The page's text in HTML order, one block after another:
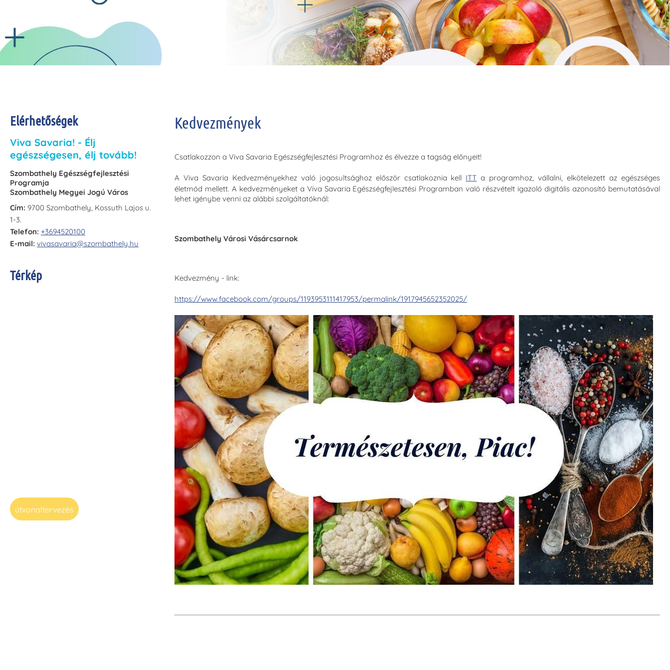
Elérhetőségek
Viva Savaria! - Élj
egészségesen, élj tovább!
Szombathely Egészségfejlesztési
Programja
Szombathely Megyei Jogú Város
Cím: 9700 Szombathely, Kossuth Lajos u.
1-3.
Telefon: +3694520100
E-mail: vivasavaria@szombathely.hu
Térkép
útvonaltervezés
Kedvezmények
Csatlakozzon a Viva Savaria Egészségfejlesztési Programhoz és élvezze a tagság előnyeit!
A Viva Savaria Kedvezményekhez való jogosultsághoz először csatlakoznia kell ITT a programhoz, vállalni, elkötelezett az egészséges
életmód mellett. A kedvezményeket a Viva Savaria Egészségfejlesztési Programban való részvételt igazoló digitális azonosító bemutatásával
lehet igénybe venni az alábbi szolgáltatóknál:
Szombathely Városi Vásárcsarnok
Kedvezmény - link:
https://www.facebook.com/groups/1193953111417953/permalink/1917945652352025/